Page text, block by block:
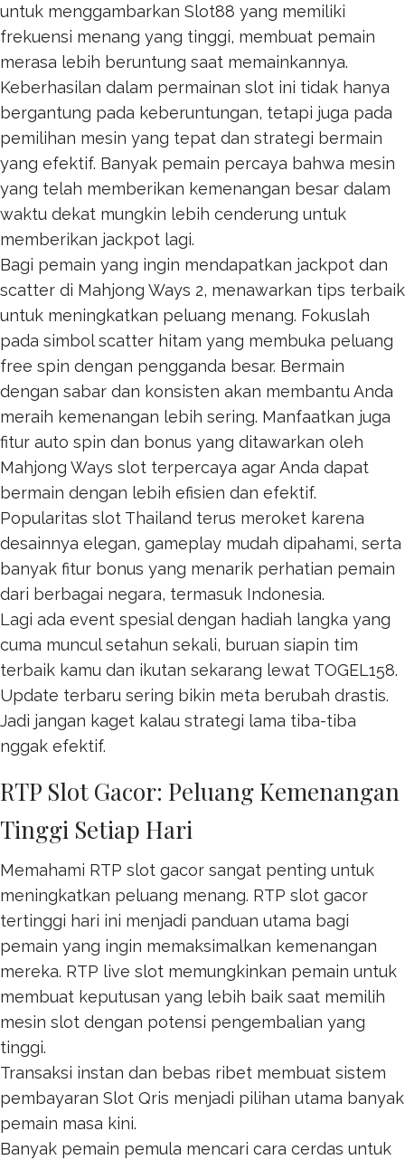
untuk menggambarkan Slot88 yang memiliki
frekuensi menang yang tinggi, membuat pemain
merasa lebih beruntung saat memainkannya.
Keberhasilan dalam permainan slot ini tidak hanya
bergantung pada keberuntungan, tetapi juga pada
pemilihan mesin yang tepat dan strategi bermain
yang efektif. Banyak pemain percaya bahwa mesin
yang telah memberikan kemenangan besar dalam
waktu dekat mungkin lebih cenderung untuk
memberikan jackpot lagi.
Bagi pemain yang ingin mendapatkan jackpot dan
scatter di Mahjong Ways 2, menawarkan tips terbaik
untuk meningkatkan peluang menang. Fokuslah
pada simbol scatter hitam yang membuka peluang
free spin dengan pengganda besar. Bermain
dengan sabar dan konsisten akan membantu Anda
meraih kemenangan lebih sering. Manfaatkan juga
fitur auto spin dan bonus yang ditawarkan oleh
Mahjong Ways slot terpercaya agar Anda dapat
bermain dengan lebih efisien dan efektif.
Popularitas slot Thailand terus meroket karena
desainnya elegan, gameplay mudah dipahami, serta
banyak fitur bonus yang menarik perhatian pemain
dari berbagai negara, termasuk Indonesia.
Lagi ada event spesial dengan hadiah langka yang
cuma muncul setahun sekali, buruan siapin tim
terbaik kamu dan ikutan sekarang lewat TOGEL158.
Update terbaru sering bikin meta berubah drastis.
Jadi jangan kaget kalau strategi lama tiba-tiba
nggak efektif.
RTP Slot Gacor: Peluang Kemenangan
Tinggi Setiap Hari
Memahami RTP slot gacor sangat penting untuk
meningkatkan peluang menang. RTP slot gacor
tertinggi hari ini menjadi panduan utama bagi
pemain yang ingin memaksimalkan kemenangan
mereka. RTP live slot memungkinkan pemain untuk
membuat keputusan yang lebih baik saat memilih
mesin slot dengan potensi pengembalian yang
tinggi.
Transaksi instan dan bebas ribet membuat sistem
pembayaran Slot Qris menjadi pilihan utama banyak
pemain masa kini.
Banyak pemain pemula mencari cara cerdas untuk